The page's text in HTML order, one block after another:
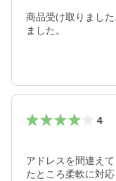
商品受け取りまし
ました。
4
アドレスを間違え
たところ柔軟に対